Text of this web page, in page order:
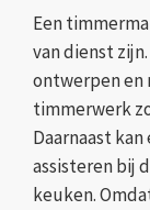
Een
van dienst
ontwerpen en
timmerwerk
Daarnaast kan
assisteren bij
keuken.